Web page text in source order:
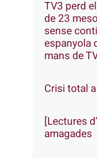
TV3 perd
de 23
sense
espanyola
mans de
Crisi total
[Lectures
amagades